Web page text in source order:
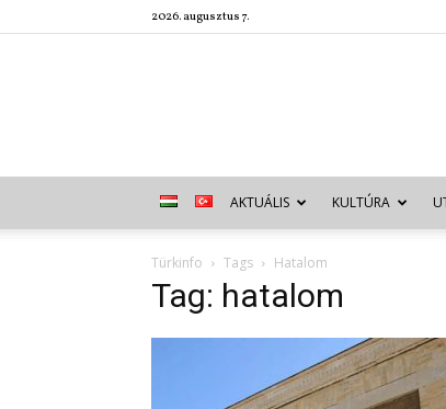
2026. augusztus 7.
AKTUÁLIS KULTÚRA
Türkinfo Tags Hatalom
Tag: hatalom